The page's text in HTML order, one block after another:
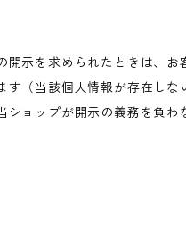
示を求められたときは、お
（当該個人情報が存在しな
ョップが開示の義務を負わ